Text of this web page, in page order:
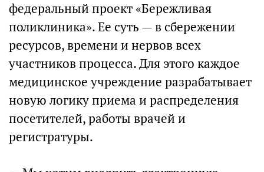
федеральный проект «Бережливая
поликлиника». Ее суть — в сбережении
ресурсов, времени и нервов всех
участников процесса. Для этого каждое
медицинское учреждение разрабатывает
новую логику приема и распределения
посетителей, работы врачей и
регистратуры.